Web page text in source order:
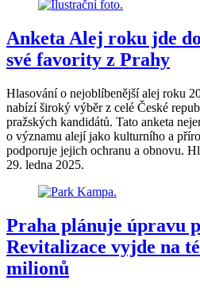
Anketa Alej roku jde
své favority z Prahy
Hlasování o nejoblíbenější alej roku
nabízí široký výběr z celé České
pražských kandidátů. Tato anketa
o významu alejí jako kulturního a
podporuje jejich ochranu a obnovu.
29. ledna 2025.
Praha plánuje úpravu
Revitalizace vyjde na
milionů